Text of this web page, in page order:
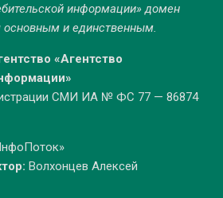
информации» домен
основным и единственным.
«Агентство
СМИ ИА № ФС 77 — 86874
Волхонцев Алексей